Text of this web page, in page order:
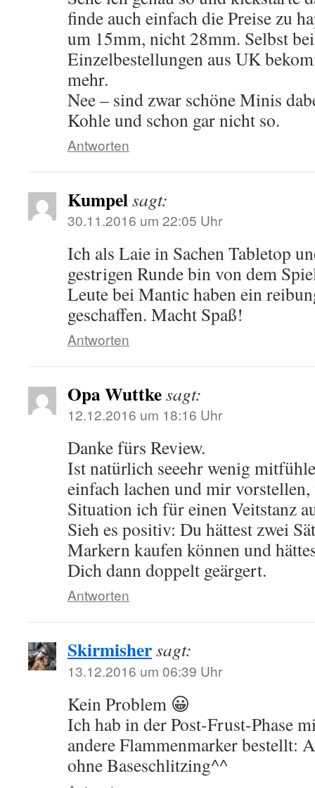
finde auch einfach die Preise zu
um 15mm, nicht 28mm. Selbst
Einzelbestellungen aus UK
mehr.
Nee – sind zwar schöne Minis
Kohle und schon gar nicht so.
Antworten
Kumpelsagt:
30.11.2016 um 22:05 Uhr
Ich als Laie in Sachen Tabletop
gestrigen Runde bin von dem
Leute bei Mantic haben ein
geschaffen. Macht Spaß!
Antworten
Opa Wuttkesagt:
12.12.2016 um 18:16 Uhr
Danke fürs Review.
Ist natürlich seeehr wenig
einfach lachen und mir vorstellen,
Situation ich für einen Veitstanz
Sieh es positiv: Du hättest zwei
Markern kaufen können und
Dich dann doppelt geärgert.
Antworten
Skirmishersagt:
13.12.2016 um 06:39 Uhr
Kein Problem 😀
Ich hab in der Post-Frust-Phase
andere Flammenmarker bestellt:
ohne Baseschlitzing^^